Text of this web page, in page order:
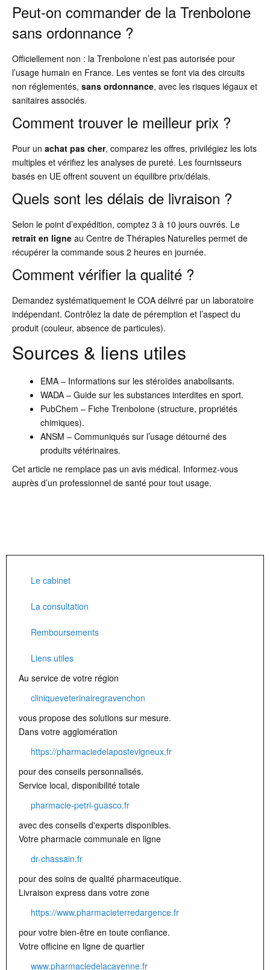
Peut-on commander de la Trenbolone
sans ordonnance ?
Officiellement non : la Trenbolone n’est pas autorisée pour
l’usage humain en France. Les ventes se font via des circuits
non réglementés, sans ordonnance, avec les risques légaux et
sanitaires associés.
Comment trouver le meilleur prix ?
Pour un achat pas cher, comparez les offres, privilégiez les lots
multiples et vérifiez les analyses de pureté. Les fournisseurs
basés en UE offrent souvent un équilibre prix/délais.
Quels sont les délais de livraison ?
Selon le point d’expédition, comptez 3 à 10 jours ouvrés. Le
retrait en ligne au Centre de Thérapies Naturelles permet de
récupérer la commande sous 2 heures en journée.
Comment vérifier la qualité ?
Demandez systématiquement le COA délivré par un laboratoire
indépendant. Contrôlez la date de péremption et l’aspect du
produit (couleur, absence de particules).
Sources & liens utiles
EMA – Informations sur les stéroïdes anabolisants.
WADA – Guide sur les substances interdites en sport.
PubChem – Fiche Trenbolone (structure, propriétés
chimiques).
ANSM – Communiqués sur l’usage détourné des
produits vétérinaires.
Cet article ne remplace pas un avis médical. Informez-vous
auprès d’un professionnel de santé pour tout usage.
Le cabinet
La consultation
Remboursements
Liens utiles
Au service de votre région
cliniqueveterinairegravenchon
vous propose des solutions sur mesure.
Dans votre agglomération
https://pharmaciedelapostevigneux.fr
pour des conseils personnalisés.
Service local, disponibilité totale
pharmacie-petri-guasco.fr
avec des conseils d'experts disponibles.
Votre pharmacie communale en ligne
dr-chassain.fr
pour des soins de qualité pharmaceutique.
Livraison express dans votre zone
https://www.pharmacieterredargence.fr
pour votre bien-être en toute confiance.
Votre officine en ligne de quartier
www.pharmaciedelacayenne.fr